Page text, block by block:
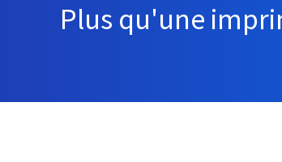
Plus qu'une